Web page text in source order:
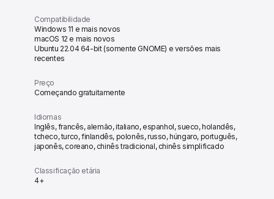
Compatibilidade
Windows 11 e mais novos
macOS 12 e mais novos
Ubuntu 22.04 64-bit (somente GNOME) e versões mais
recentes
Preço
Começando gratuitamente
Idiomas
Inglês, francês, alemão, italiano, espanhol, sueco, holandês,
tcheco, turco, finlandês, polonês, russo, húngaro, português,
japonês, coreano, chinês tradicional, chinês simplificado
Classificação etária
4+